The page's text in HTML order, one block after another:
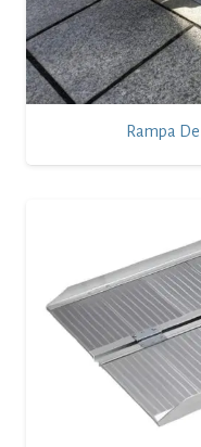
Rampa